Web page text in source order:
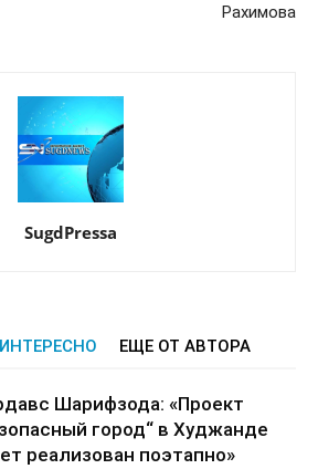
Рахимова
SugdPressa
ЕЩЕ ОТ АВТОРА
Шарифзода: «Проект
город“ в Худжанде
реализован поэтапно»